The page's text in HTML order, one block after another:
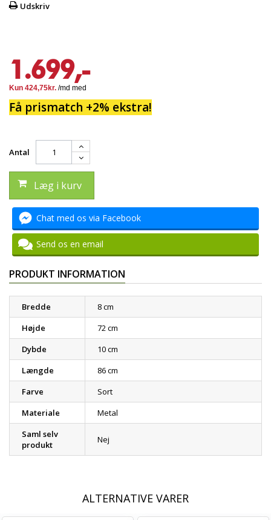
Udskriv
1.699,-
Få prismatch +2% ekstra!
Antal
Læg i kurv
Chat med os via Facebook
Send os en email
PRODUKT INFORMATION
Bredde
8 cm
Højde
72 cm
Dybde
10 cm
Længde
86 cm
Farve
Sort
Materiale
Metal
Saml selv
produkt
Nej
ALTERNATIVE VARER